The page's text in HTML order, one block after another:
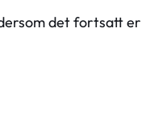
det fortsatt er